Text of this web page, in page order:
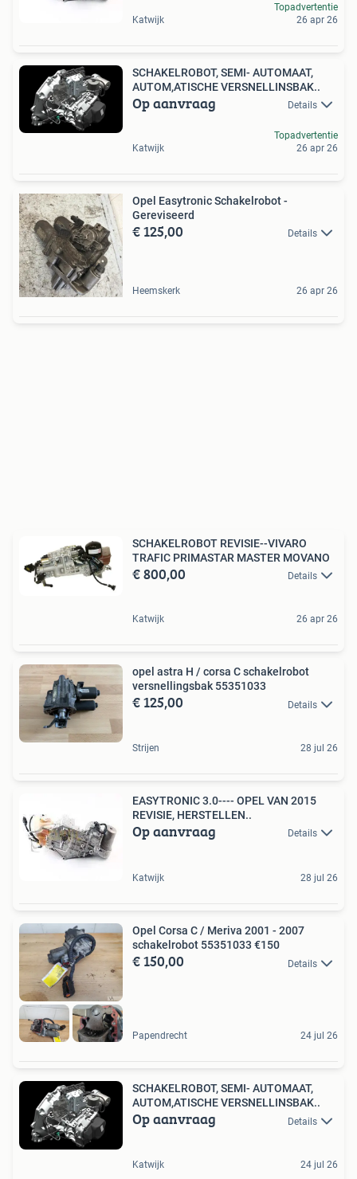
Katwijk
Topadvertentie
26 apr 26
SCHAKELROBOT, SEMI- AUTOMAAT,
AUTOM,ATISCHE VERSNELLINSBAK..
Op aanvraag Details
Katwijk
Topadvertentie
26 apr 26
Opel Easytronic Schakelrobot -
Gereviseerd
€ 125,00 Details
Heemskerk 26 apr 26
SCHAKELROBOT REVISIE--VIVARO
TRAFIC PRIMASTAR MASTER MOVANO
€ 800,00 Details
Katwijk 26 apr 26
opel astra H / corsa C schakelrobot
versnellingsbak 55351033
€ 125,00 Details
Strijen 28 jul 26
EASYTRONIC 3.0---- OPEL VAN 2015
REVISIE, HERSTELLEN..
Op aanvraag Details
Katwijk 28 jul 26
Opel Corsa C / Meriva 2001 - 2007
schakelrobot 55351033 €150
€ 150,00 Details
Papendrecht 24 jul 26
SCHAKELROBOT, SEMI- AUTOMAAT,
AUTOM,ATISCHE VERSNELLINSBAK..
Op aanvraag Details
Katwijk 24 jul 26